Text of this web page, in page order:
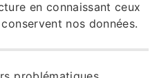
en connaissant ceux
nos données.